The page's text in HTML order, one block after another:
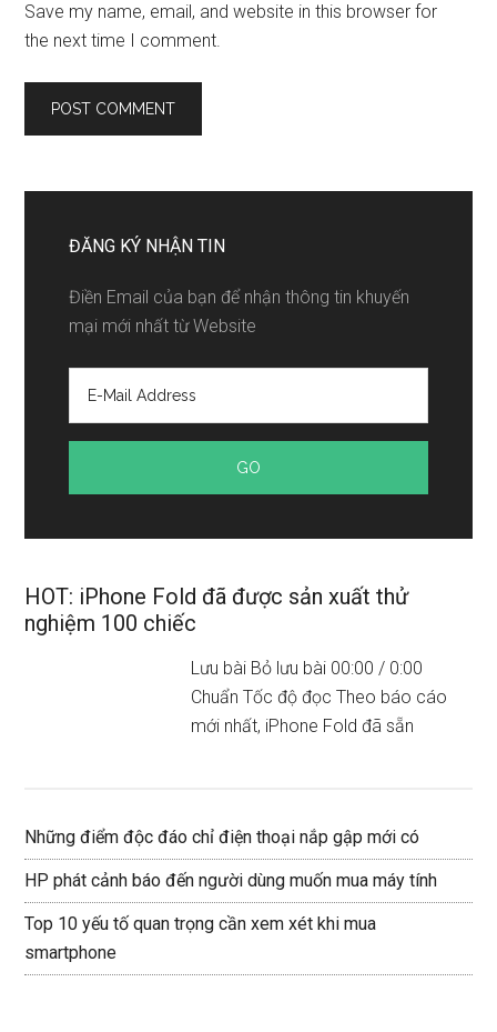
Save my name, email, and website in this browser for
the next time I comment.
ĐĂNG KÝ NHẬN TIN
Điền Email của bạn để nhận thông tin khuyến
mại mới nhất từ Website
HOT: iPhone Fold đã được sản xuất thử
nghiệm 100 chiếc
Lưu bài Bỏ lưu bài 00:00 / 0:00
Chuẩn Tốc độ đọc Theo báo cáo
mới nhất, iPhone Fold đã sẵn
Những điểm độc đáo chỉ điện thoại nắp gập mới có
HP phát cảnh báo đến người dùng muốn mua máy tính
Top 10 yếu tố quan trọng cần xem xét khi mua
smartphone